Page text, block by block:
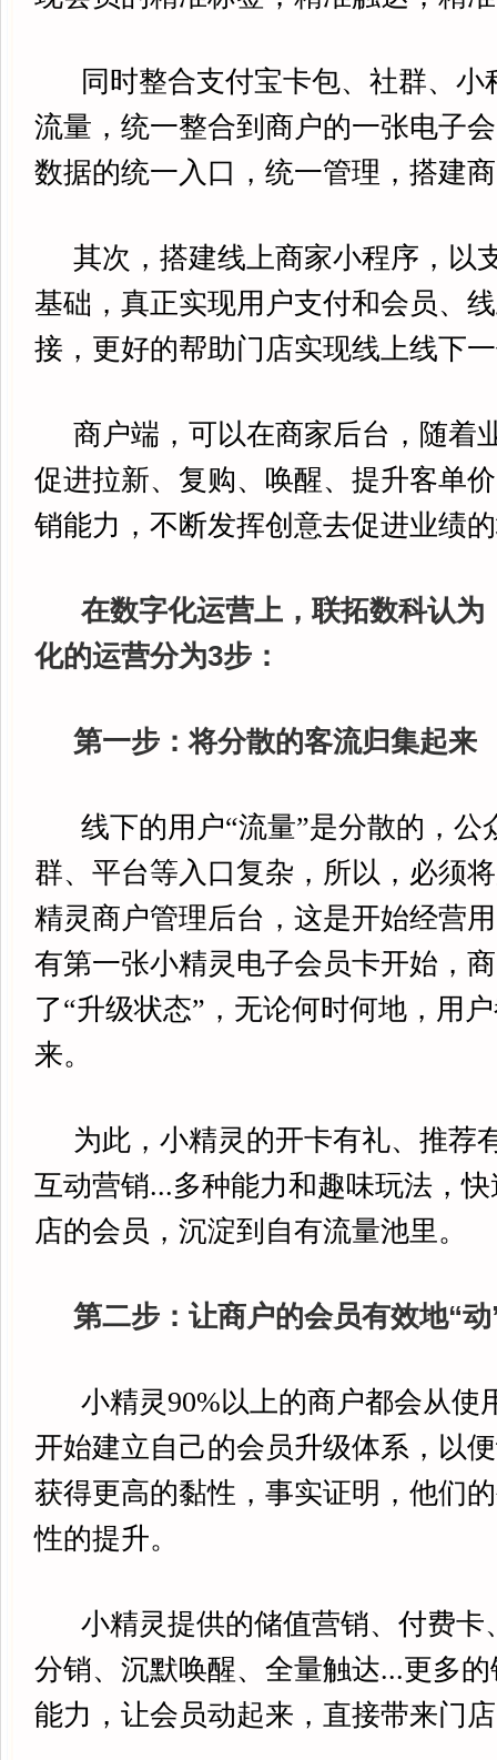
同时整合支付宝卡包、社群、小
流量，统一整合到商户的一张电子
数据的统一入口，统一管理，搭建
其次，搭建线上商家小程序，以
基础，真正实现用户支付和会员、
接，更好的帮助门店实现线上线下
商户端，可以在商家后台，随着
促进拉新、复购、唤醒、提升客单
销能力，不断发挥创意去促进业绩
在数字化运营上，联拓数科认为
化的运营分为3步：
第一步：将分散的客流归集起来
线下的用户“流量”是分散的，公
群、平台等入口复杂，所以，必须
精灵商户管理后台，这是开始经营
有第一张小精灵电子会员卡开始，
了“升级状态”，无论何时何地，用
来。
为此，小精灵的开卡有礼、推荐
互动营销...多种能力和趣味玩法，
店的会员，沉淀到自有流量池里。
第二步：让商户的会员有效地“动
小精灵90%以上的商户都会从使
开始建立自己的会员升级体系，以
获得更高的黏性，事实证明，他们
性的提升。
小精灵提供的储值营销、付费卡
分销、沉默唤醒、全量触达...更多
能力，让会员动起来，直接带来门